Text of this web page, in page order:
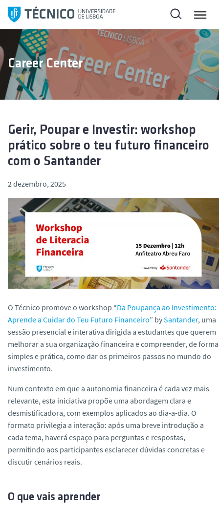
l
r
Career Center
Gerir, Poupar e Investir: workshop
prático sobre o teu futuro financeiro
com o Santander
2 dezembro, 2025
O Técnico promove o workshop “Da Poupança ao Investimento:
Aprende a Cuidar do Teu Futuro Financeiro” bySantander, uma
sessão presencial e interativa dirigida a estudantes que querem
melhorar a sua organização financeira e compreender, de forma
simples e prática, como dar os primeiros passos no mundo do
investimento.
Num contexto em que a autonomia financeira é cada vez mais
relevante, esta iniciativa propõe uma abordagem clara e
desmistificadora, com exemplos aplicados ao dia-a-dia. O
formato privilegia a interação: após uma breve introdução a
cada tema, haverá espaço para perguntas e respostas,
permitindo aos participantes esclarecer dúvidas concretas e
discutir cenários reais.
O que vais aprender